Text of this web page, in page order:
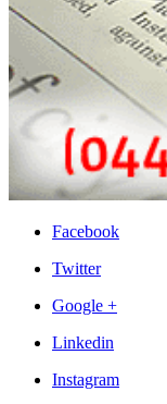
Facebook
Twitter
Google +
Linkedin
Instagram